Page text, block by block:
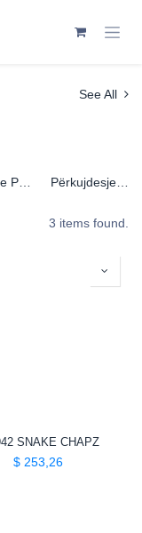
See All
Ndihma e Parë Përkujdesje të Lëkurës
3 items found.
SNAKE CHAPZ
$ 253,26